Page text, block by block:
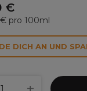
€
pro 100ml
DICH AN UND